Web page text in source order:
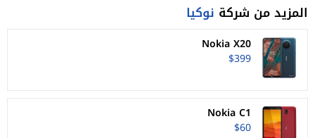
المزيد من شركة نوكيا
Nokia X20
$399
Nokia C1
$60